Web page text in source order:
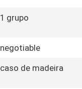
1 grupo
negotiable
caso de madeira